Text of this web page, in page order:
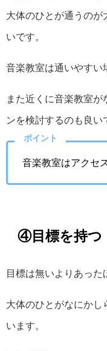
大体のひとが通うのが
いです。
音楽教室は通いやすい
また近くに音楽教室
ンを検討するのも良い
ポイント
音楽教室はアクセ
④目標を持つ
目標は無いよりあった
大体のひとがなにかし
います。